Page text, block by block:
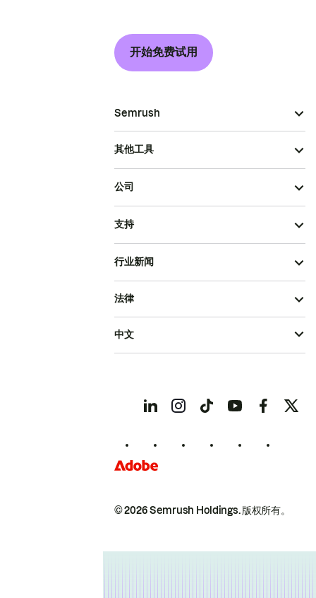
开始免费试用
Semrush
其他工具
公司
支持
行业新闻
© 2026 Semrush Holdings.版权所有。
法律
中文